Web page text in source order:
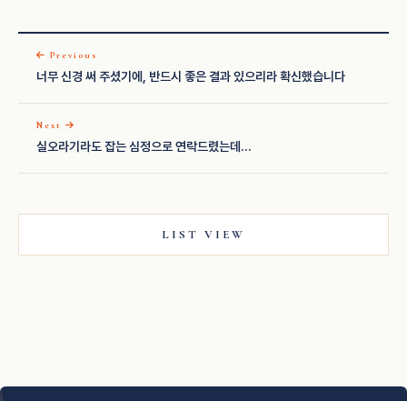
Previous
너무 신경 써 주셨기에, 반드시 좋은 결과 있으리라 확신했습니다
Next
실오라기라도 잡는 심정으로 연락드렸는데...
LIST VIEW